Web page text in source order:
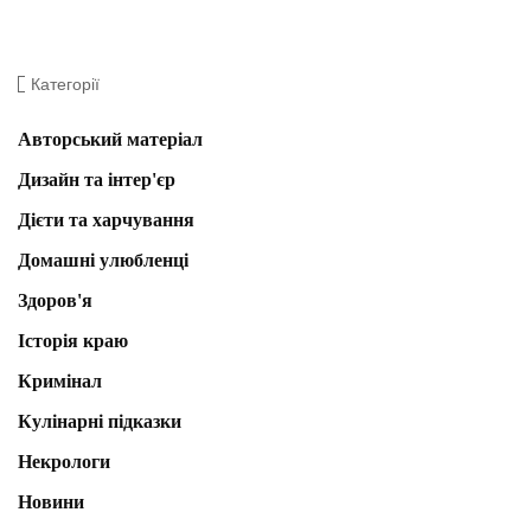
Категорії
Авторський матеріал
Дизайн та інтер'єр
Дієти та харчування
Домашні улюбленці
Здоров'я
Історія краю
Кримінал
Кулінарні підказки
Некрологи
Новини